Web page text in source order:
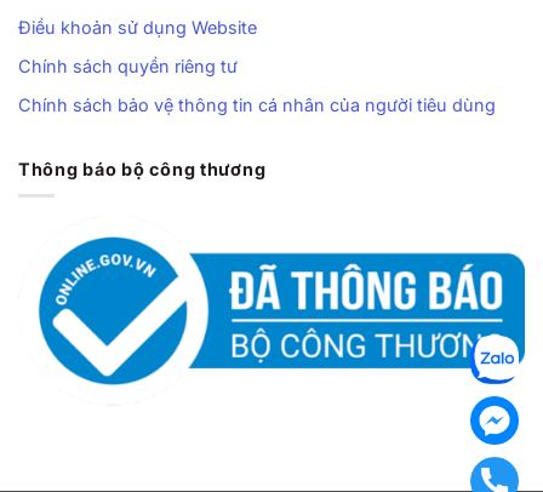
Điều khoản sử dụng Website
Chính sách quyền riêng tư
Chính sách bảo vệ thông tin cá nhân của người tiêu dùng
Thông báo bộ công thương